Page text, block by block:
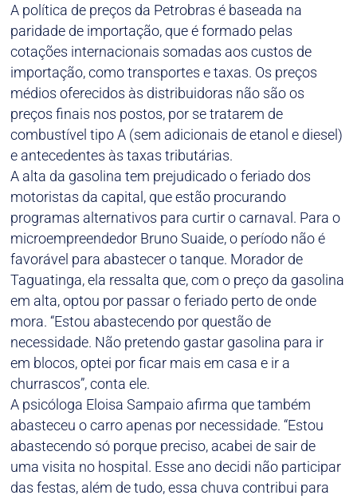
A política de preços da Petrobras é baseada na
paridade de importação, que é formado pelas
cotações internacionais somadas aos custos de
importação, como transportes e taxas. Os preços
médios oferecidos às distribuidoras não são os
preços finais nos postos, por se tratarem de
combustível tipo A (sem adicionais de etanol e diesel)
e antecedentes às taxas tributárias.
A alta da gasolina tem prejudicado o feriado dos
motoristas da capital, que estão procurando
programas alternativos para curtir o carnaval. Para o
microempreendedor Bruno Suaide, o período não é
favorável para abastecer o tanque. Morador de
Taguatinga, ela ressalta que, com o preço da gasolina
em alta, optou por passar o feriado perto de onde
mora. “Estou abastecendo por questão de
necessidade. Não pretendo gastar gasolina para ir
em blocos, optei por ficar mais em casa e ir a
churrascos”, conta ele.
A psicóloga Eloisa Sampaio afirma que também
abasteceu o carro apenas por necessidade. “Estou
abastecendo só porque preciso, acabei de sair de
uma visita no hospital. Esse ano decidi não participar
das festas, além de tudo, essa chuva contribui para